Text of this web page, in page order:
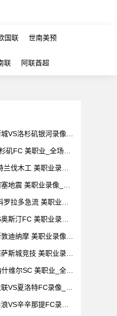
国联 世南美预
联 阿联酋超
VS洛杉矶银河录像_
矶FC 美职业_全场录
伐木工 美职业录像_
地震 美职业录像_全
拉多急流 美职业录
斯汀FC 美职业录像_
迪纳摩 美职业录像_
斯城竞技 美职业录像
维尔SC 美职业_全场
VS夏洛特FC录像_高
VS辛辛那提FC录像_